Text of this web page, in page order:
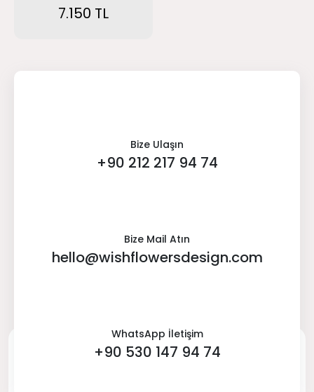
7.150 TL
Bize Ulaşın
+90 212 217 94 74
Bize Mail Atın
hello@wishflowersdesign.com
WhatsApp İletişim
+90 530 147 94 74